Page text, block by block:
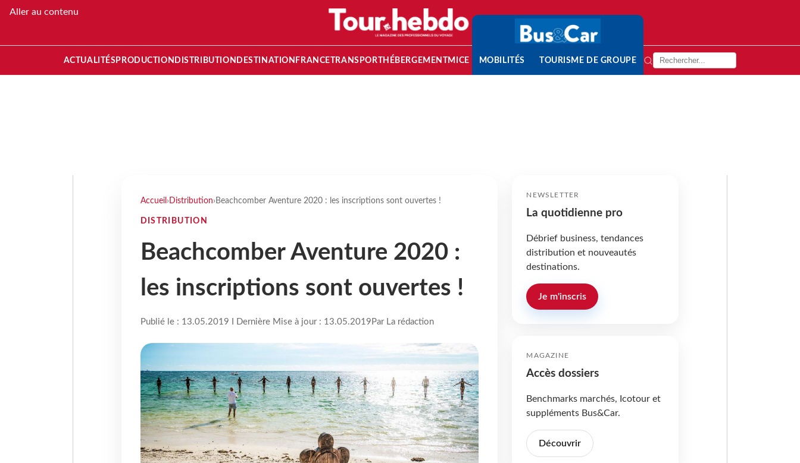
Aller au contenu
ACTUALITÉS PRODUCTION DISTRIBUTION DESTINATION FRANCETRANSPORT HÉBERGEMENTMICE MOBILITÉS TOURISME DE GROUPE
Accueil › Distribution› Beachcomber Aventure 2020 : les inscriptions sont ouvertes !
DISTRIBUTION
Beachcomber Aventure 2020 :
les inscriptions sont ouvertes !
Publié le : 13.05.2019 I Dernière Mise à jour : 13.05.2019 Par La rédaction
NEWSLETTER
La quotidienne pro
Débrief business, tendances
distribution et nouveautés
destinations.
Je m'inscris
MAGAZINE
Accès dossiers
Benchmarks marchés, Icotour et
suppléments Bus&Car.
Découvrir